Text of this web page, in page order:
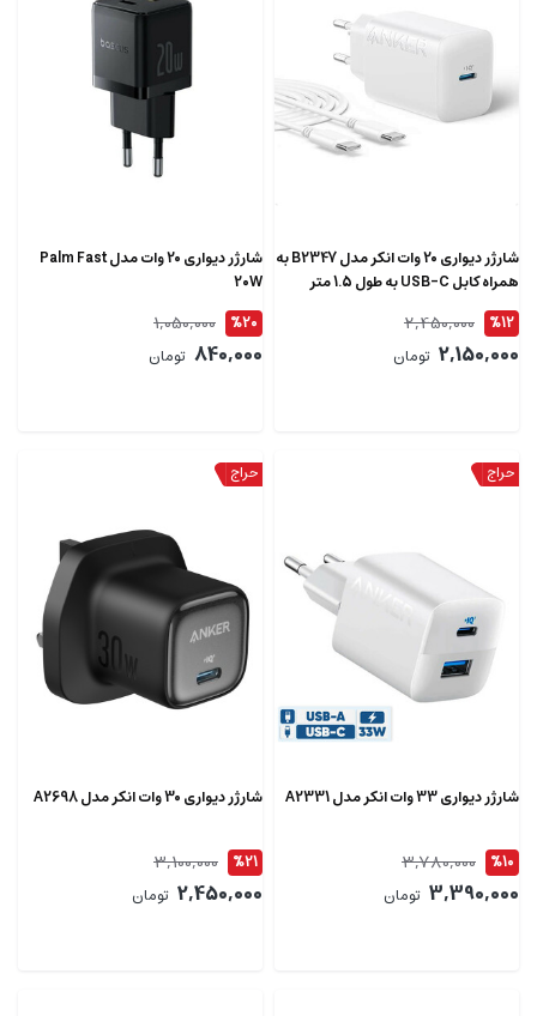
شارژر دیواری 20 وات انکر مدل B2347 به
همراه کابل USB-C به طول 1.5 متر
%12
2,450,000
2,150,000 تومان
شارژر دیواری 20 وات مدل Palm Fast
20W
%20
1,050,000
840,000 تومان
شارژر دیواری 33 وات انکر مدل A2331
%10
3,780,000
3,390,000 تومان
شارژر دیواری 30 وات انکر مدل A2698
%21
3,100,000
2,450,000 تومان